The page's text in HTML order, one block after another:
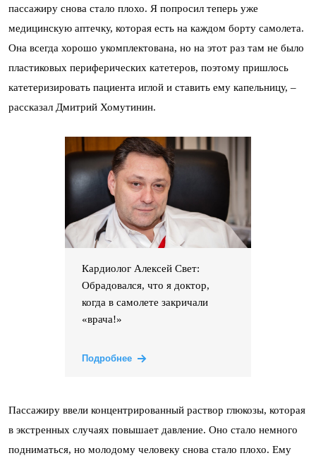
пассажиру снова стало плохо. Я попросил теперь уже
медицинскую аптечку, которая есть на каждом борту самолета.
Она всегда хорошо укомплектована, но на этот раз там не было
пластиковых периферических катетеров, поэтому пришлось
катетеризировать пациента иглой и ставить ему капельницу, –
рассказал Дмитрий Хомутинин.
Кардиолог Алексей Свет:
Обрадовался, что я доктор,
когда в самолете закричали
«врача!»
Подробнее
Пассажиру ввели концентрированный раствор глюкозы, которая
в экстренных случаях повышает давление. Оно стало немного
подниматься, но молодому человеку снова стало плохо. Ему